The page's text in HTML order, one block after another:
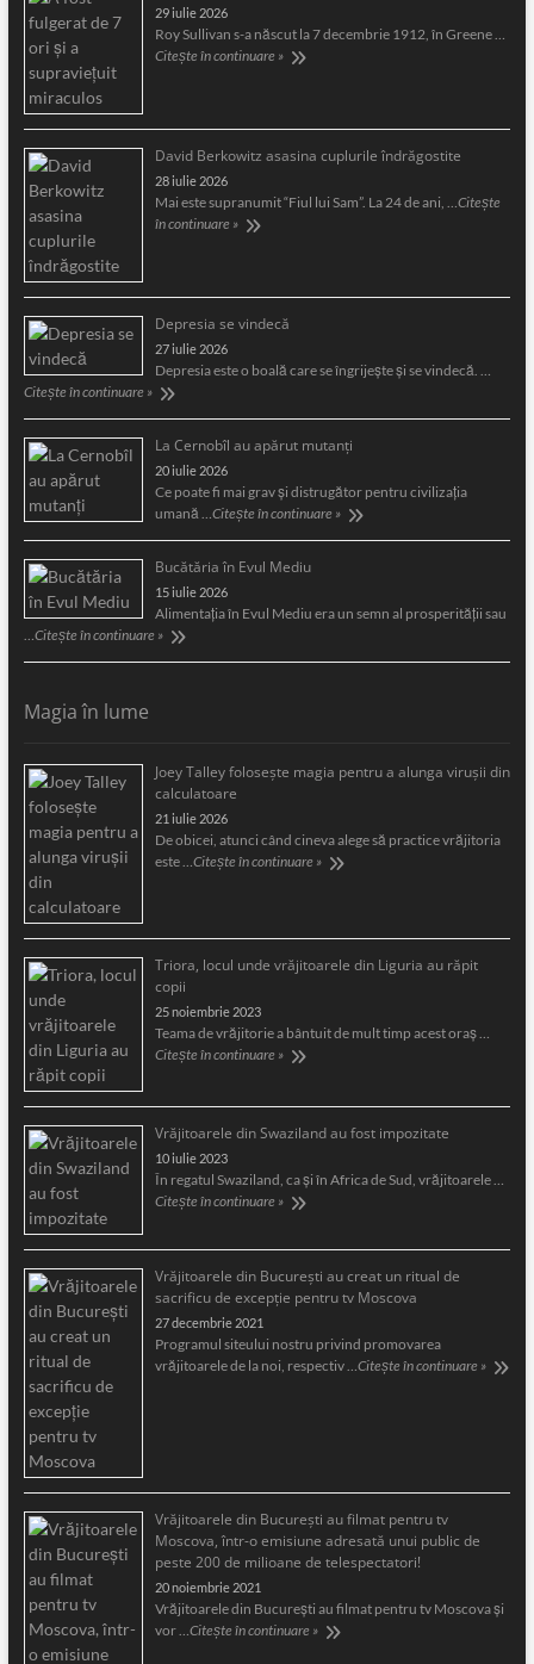
29 iulie 2026
Roy Sullivan s-a născut la 7 decembrie 1912, în Greene …
Citește în continuare »
David Berkowitz asasina cuplurile îndrăgostite
28 iulie 2026
Mai este supranumit “Fiul lui Sam”. La 24 de ani, …Citește
în continuare »
Depresia se vindecă
27 iulie 2026
Depresia este o boală care se îngrijeşte şi se vindecă. …
Citește în continuare »
La Cernobîl au apărut mutanți
20 iulie 2026
Ce poate fi mai grav și distrugător pentru civilizația
umană …Citește în continuare »
Bucătăria în Evul Mediu
15 iulie 2026
Alimentaţia în Evul Mediu era un semn al prosperităţii sau
…Citește în continuare »
Magia în lume
Joey Talley foloseşte magia pentru a alunga viruşii din
calculatoare
21 iulie 2026
De obicei, atunci când cineva alege să practice vrăjitoria
este …Citește în continuare »
Triora, locul unde vrăjitoarele din Liguria au răpit
copii
25 noiembrie 2023
Teama de vrăjitorie a bântuit de mult timp acest oraş …
Citește în continuare »
Vrăjitoarele din Swaziland au fost impozitate
10 iulie 2023
În regatul Swaziland, ca și în Africa de Sud, vrăjitoarele …
Citește în continuare »
Vrăjitoarele din București au creat un ritual de
sacrificu de excepție pentru tv Moscova
27 decembrie 2021
Programul siteului nostru privind promovarea
vrăjitoarele de la noi, respectiv …Citește în continuare »
Vrăjitoarele din București au filmat pentru tv
Moscova, într-o emisiune adresată unui public de
peste 200 de milioane de telespectatori!
20 noiembrie 2021
Vrăjitoarele din București au filmat pentru tv Moscova și
vor …Citește în continuare »